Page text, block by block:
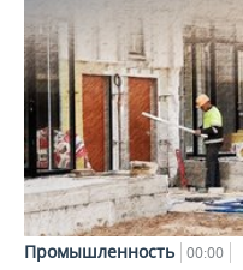
Промышленность 00:00